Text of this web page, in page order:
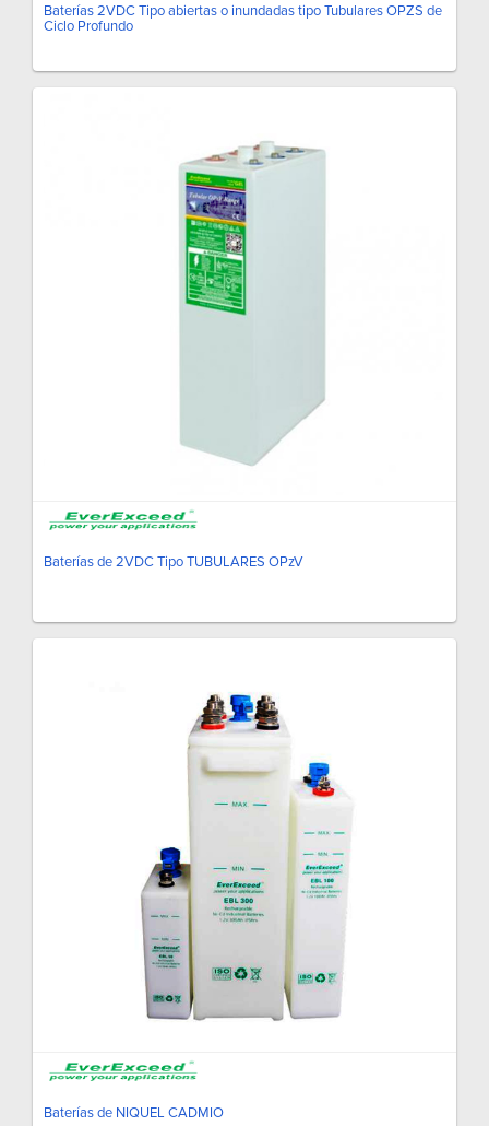
Baterías 2VDC Tipo abiertas o inundadas tipo Tubulares OPZS de
Ciclo Profundo
Baterías de 2VDC Tipo TUBULARES OPzV
Baterías de NIQUEL CADMIO